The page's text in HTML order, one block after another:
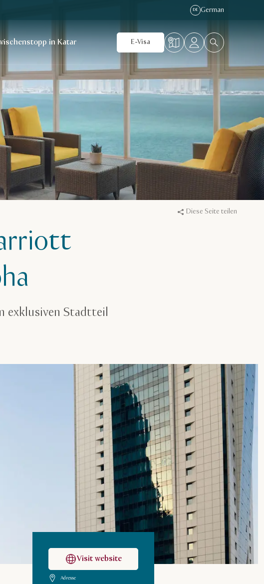
DE German
in Katar E-Visa
Diese Seite teilen
exklusiven Stadtteil
Visit website
Adresse